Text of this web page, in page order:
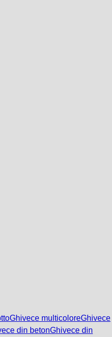
Ghivece multicoloreGhivece
din betonGhivece din